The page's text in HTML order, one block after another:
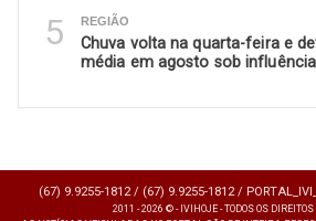
5 REGIÃO
Chuva volta na quarta-feira e
média em agosto sob
(67) 9.9255-1812 / (67) 9.9255-1812 /
2011 - 2026 © - IVIHOJE - TODOS OS DIREITOS